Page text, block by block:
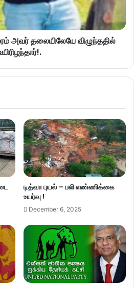
அவர் தலையிலேயே விழுந்ததில்
டித்வா புயல் – பலி எண்ணிக்கை
உயர்வு !
December 6, 2025